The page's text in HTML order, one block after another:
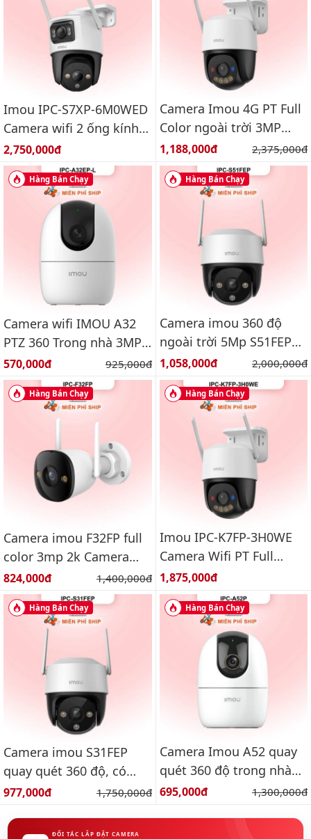
Imou IPC-S7XP-6M0WED
Camera wifi 2 ống kính
quay quét ngoài trời
6MP
Giá bán:
2,750,000đ
Camera Imou 4G PT Full
Color ngoài trời 3MP
IPC-K7FP-3H0TE
Giá bán:
1,188,000đ Giá gốc:
2,375,000đ
Hàng Bán Chạy
Camera wifi IMOU A32
PTZ 360 Trong nhà 3MP
IPC-A32EP-L
Giá bán:
570,000đ Giá gốc:
925,000đ
Hàng Bán Chạy
Camera imou 360 độ
ngoài trời 5Mp S51FEP
Báo động, đàm thoại 2
chiều
Giá bán:
1,058,000đ Giá gốc:
2,000,000đ
Hàng Bán Chạy
Camera imou F32FP full
color 3mp 2k Camera
wifi ngoài trời
Giá bán:
824,000đ Giá gốc:
1,400,000đ
Hàng Bán Chạy
Imou IPC-K7FP-3H0WE
Camera Wifi PT Full
Color ngoài trời 3.0MP
Giá bán:
1,875,000đ
Hàng Bán Chạy
Camera imou S31FEP
quay quét 360 độ, có
màu ban đêm, báo động
Giá bán:
977,000đ Giá gốc:
1,750,000đ
Hàng Bán Chạy
Camera Imou A52 quay
quét 360 độ trong nhà
3k
Giá bán:
695,000đ Giá gốc:
1,300,000đ
ĐỐI TÁC LẮP ĐẶT CAMERA